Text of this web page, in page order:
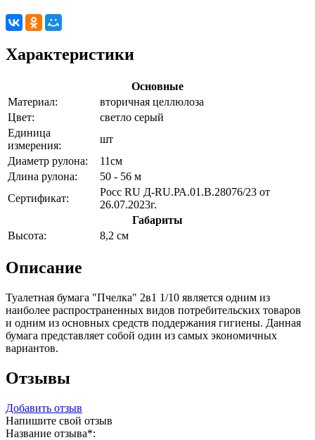
Характеристики
Основные
Материал:
вторичная целлюлоза
Цвет:
светло серый
Единица
измерения:
шт
Диаметр рулона:
11см
Длина рулона:
50 - 56 м
Сертификат:
Poсс RU Д-RU.РА.01.В.28076/23 от
26.07.2023г.
Габариты
Высота:
8,2 см
Описание
Туалетная бумага "Пчелка" 2в1 1/10 является одним из
наиболее распространенных видов потребительских товаров
и одним из основных средств поддержания гигиены. Данная
бумага представляет собой один из самых экономичных
вариантов.
Отзывы
Добавить отзыв
Напишите свой отзыв
Название отзыва*: